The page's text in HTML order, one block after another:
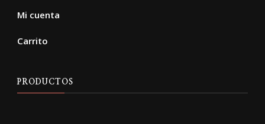
Mi cuenta
Carrito
PRODUCTOS